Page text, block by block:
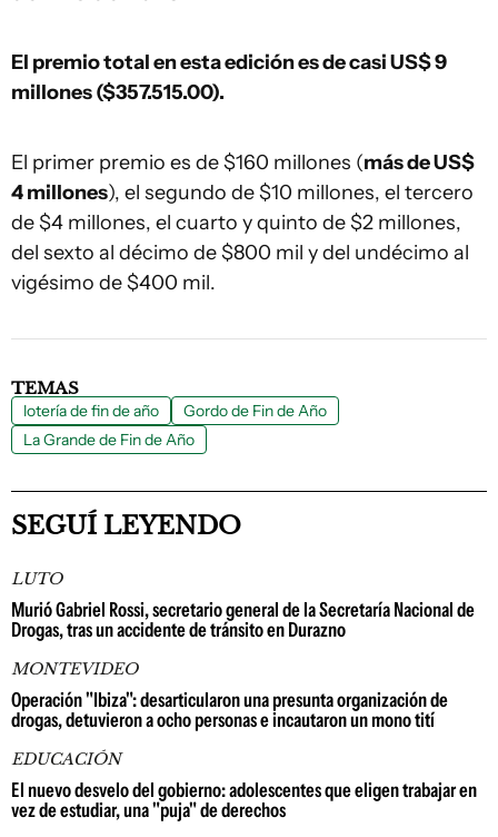
El premio total en esta edición es de casi US$ 9
millones ($357.515.00).
El primer premio es de $160 millones (más de US$
4 millones), el segundo de $10 millones, el tercero
de $4 millones, el cuarto y quinto de $2 millones,
del sexto al décimo de $800 mil y del undécimo al
vigésimo de $400 mil.
TEMAS
lotería de fin de año
Gordo de Fin de Año
La Grande de Fin de Año
SEGUÍ LEYENDO
LUTO
Murió Gabriel Rossi, secretario general de la Secretaría Nacional de
Drogas, tras un accidente de tránsito en Durazno
MONTEVIDEO
Operación "Ibiza": desarticularon una presunta organización de
drogas, detuvieron a ocho personas e incautaron un mono tití
EDUCACIÓN
El nuevo desvelo del gobierno: adolescentes que eligen trabajar en
vez de estudiar, una "puja" de derechos